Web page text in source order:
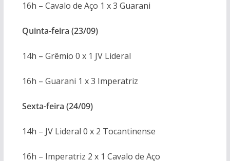
16h – Cavalo de Aço 1 x 3 Guarani
Quinta-feira (23/09)
14h – Grêmio 0 x 1 JV Lideral
16h – Guarani 1 x 3 Imperatriz
Sexta-feira (24/09)
14h – JV Lideral 0 x 2 Tocantinense
16h – Imperatriz 2 x 1 Cavalo de Aço